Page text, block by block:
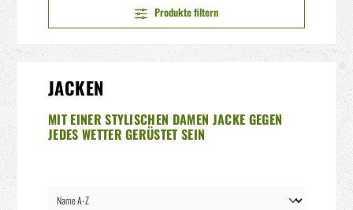
Produkte filtern
JACKEN
MIT EINER STYLISCHEN DAMEN JACKE GEGEN
JEDES WETTER GERÜSTET SEIN